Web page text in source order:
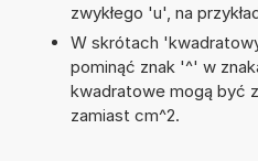
zwykłego 'u', na
W skrótach
pominąć znak '^' w
kwadratowe mogą być
zamiast cm^2.